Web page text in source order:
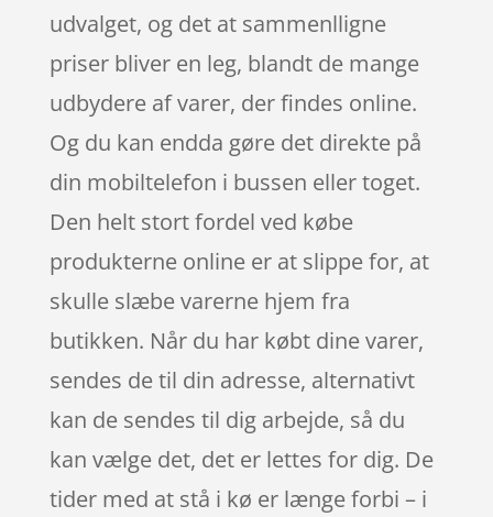
udvalget, og det at sammenlligne
priser bliver en leg, blandt de mange
udbydere af varer, der findes online.
Og du kan endda gøre det direkte på
din mobiltelefon i bussen eller toget.
Den helt stort fordel ved købe
produkterne online er at slippe for, at
skulle slæbe varerne hjem fra
butikken. Når du har købt dine varer,
sendes de til din adresse, alternativt
kan de sendes til dig arbejde, så du
kan vælge det, det er lettes for dig. De
tider med at stå i kø er længe forbi – i